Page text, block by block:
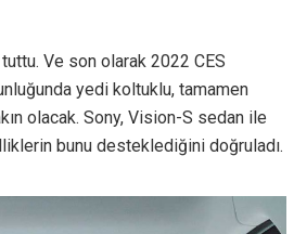
Ve son olarak 2022 CES
yedi koltuklu, tamamen
olacak. Sony, Vision-S sedan ile
bunu desteklediğini doğruladı.